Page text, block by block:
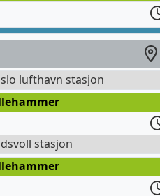
lufthavn stasjon
stasjon